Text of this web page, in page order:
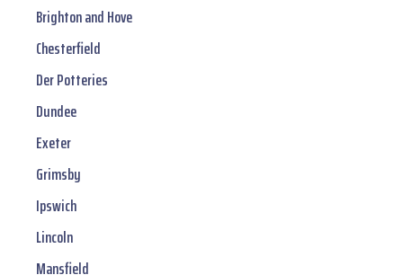
Brighton and Hove
Chesterfield
Der Potteries
Dundee
Exeter
Grimsby
Ipswich
Lincoln
Mansfield